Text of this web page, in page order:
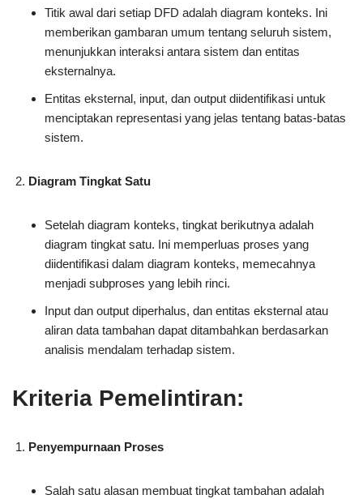
Titik awal dari setiap DFD adalah diagram konteks. Ini
memberikan gambaran umum tentang seluruh sistem,
menunjukkan interaksi antara sistem dan entitas
eksternalnya.
Entitas eksternal, input, dan output diidentifikasi untuk
menciptakan representasi yang jelas tentang batas-batas
sistem.
Diagram Tingkat Satu
Setelah diagram konteks, tingkat berikutnya adalah
diagram tingkat satu. Ini memperluas proses yang
diidentifikasi dalam diagram konteks, memecahnya
menjadi subproses yang lebih rinci.
Input dan output diperhalus, dan entitas eksternal atau
aliran data tambahan dapat ditambahkan berdasarkan
analisis mendalam terhadap sistem.
Kriteria Pemelintiran:
Penyempurnaan Proses
Salah satu alasan membuat tingkat tambahan adalah